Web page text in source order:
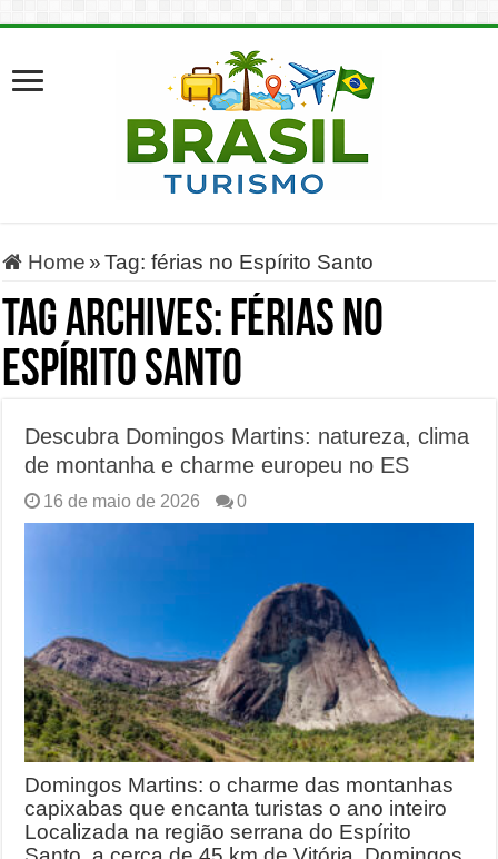
Home » Tag:férias no Espírito Santo
Tag Archives: férias no
Espírito Santo
Descubra Domingos Martins: natureza, clima
de montanha e charme europeu no ES
16 de maio de 2026 0
Domingos Martins: o charme das montanhas
capixabas que encanta turistas o ano inteiro
Localizada na região serrana do Espírito